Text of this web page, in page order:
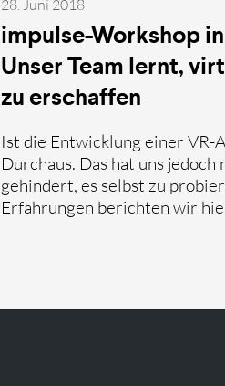
28. Juni 2018
impulse-Workshop
Unser Team lernt,
zu erschaffen
Ist die Entwicklung einer VR-
Durchaus. Das hat uns jedoch
gehindert, es selbst zu
Erfahrungen berichten wir